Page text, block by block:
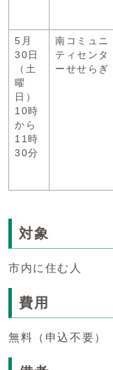
5月
30日
（土
曜
日）
10時
から
11時
30分
南コミュニ
ティセンタ
ーせせらぎ
対象
市内に住む人
費用
無料（申込不要）